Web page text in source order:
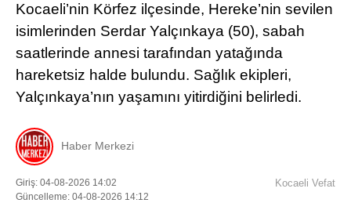
Kocaeli’nin Körfez ilçesinde, Hereke’nin sevilen
isimlerinden Serdar Yalçınkaya (50), sabah
saatlerinde annesi tarafından yatağında
hareketsiz halde bulundu. Sağlık ekipleri,
Yalçınkaya’nın yaşamını yitirdiğini belirledi.
Haber Merkezi
Giriş: 04-08-2026 14:02
Güncelleme: 04-08-2026 14:12
Kocaeli Vefat